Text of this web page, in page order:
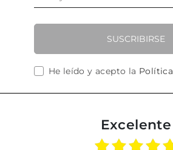
SUSCRIBIRSE
He leído y acepto la
Excelente